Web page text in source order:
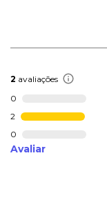
2 avaliações
0
2
0
Avaliar